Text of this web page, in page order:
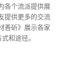
各个流派提供展
提供更多的交流
善斫》展示各家
和途径。